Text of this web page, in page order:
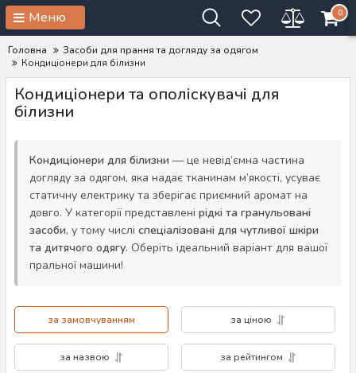
Меню 0
Головна
Засоби для прання та догляду за одягом
Кондиціонери для білизни
Кондиціонери та ополіскувачі для
білизни
Кондиціонери для білизни — це невід’ємна частина
догляду за одягом, яка надає тканинам м’якості, усуває
статичну електрику та зберігає приємний аромат на
довго. У категорії представлені рідкі та гранульовані
засоби, у тому числі спеціалізовані для чутливої шкіри
та дитячого одягу. Оберіть ідеальний варіант для вашої
пральної машини!
за замовчуванням за ціною
за назвою за рейтингом